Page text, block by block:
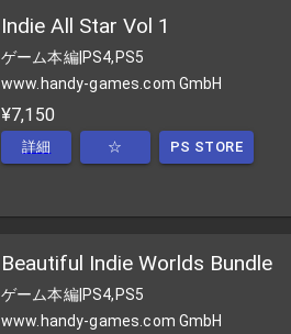
Indie All Star Vol 1
ゲーム本編|PS4,PS5
www.handy-games.com GmbH
¥7,150
詳細 ☆ PS STORE
Beautiful Indie Worlds Bundle
ゲーム本編|PS4,PS5
www.handy-games.com GmbH